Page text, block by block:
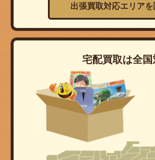
出張買取対応エリア
宅配買取は全国